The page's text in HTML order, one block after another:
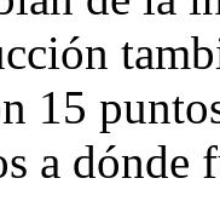
15
a dónde